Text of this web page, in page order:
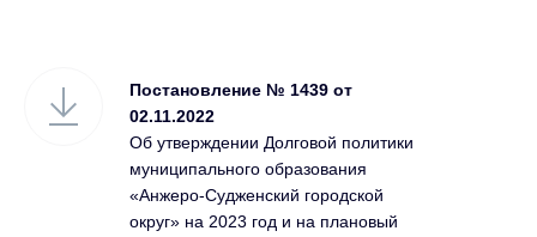
Постановление № 1439 от
02.11.2022
Об утверждении Долговой политики
муниципального образования
«Анжеро-Судженский городской
округ» на 2023 год и на плановый